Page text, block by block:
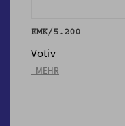
EMK/5.200
Votiv
_MEHR